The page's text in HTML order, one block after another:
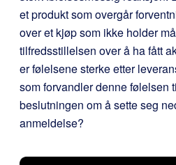
et produkt som overgår
over et kjøp som ikke holder
tilfredsstillelsen over å ha fått
er følelsene sterke etter
som forvandler denne følelsen
beslutningen om å sette seg
anmeldelse?